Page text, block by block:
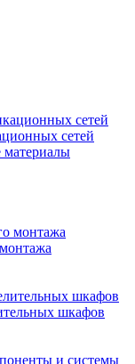
сетей
материалы
шкафов